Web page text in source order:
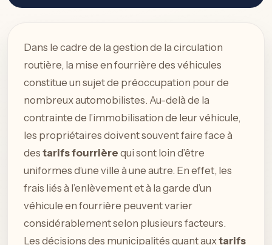
Dans le cadre de la gestion de la circulation
routière, la mise en fourrière des véhicules
constitue un sujet de préoccupation pour de
nombreux automobilistes. Au-delà de la
contrainte de l’immobilisation de leur véhicule,
les propriétaires doivent souvent faire face à
des tarifs fourrière qui sont loin d’être
uniformes d’une ville à une autre. En effet, les
frais liés à l’enlèvement et à la garde d’un
véhicule en fourrière peuvent varier
considérablement selon plusieurs facteurs.
Les décisions des municipalités quant auxtarifs